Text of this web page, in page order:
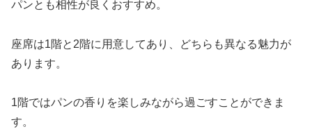
パンとも相性が良くおすすめ。
座席は1階と2階に用意してあり、どちらも異なる魅力が
あります。
1階ではパンの香りを楽しみながら過ごすことができま
す。